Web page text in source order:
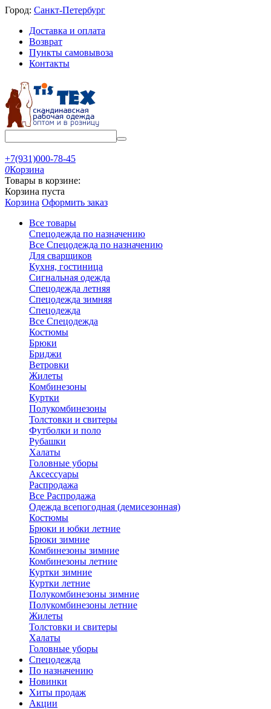
Город: Санкт-Петербург
Доставка и оплата
Возврат
Пункты самовывоза
Контакты
+7(931)000-78-45
0Корзина
Товары в корзине:
Корзина пуста
Корзина Оформить заказ
Все товары
Спецодежда по назначению
Все Спецодежда по назначению
Для сварщиков
Кухня, гостиница
Сигнальная одежда
Спецодежда летняя
Спецодежда зимняя
Спецодежда
Все Спецодежда
Костюмы
Брюки
Бриджи
Ветровки
Жилеты
Комбинезоны
Куртки
Полукомбинезоны
Толстовки и свитеры
Футболки и поло
Рубашки
Халаты
Головные уборы
Аксессуары
Распродажа
Все Распродажа
Одежда всепогодная (демисезонная)
Костюмы
Брюки и юбки летние
Брюки зимние
Комбинезоны зимние
Комбинезоны летние
Куртки зимние
Куртки летние
Полукомбинезоны зимние
Полукомбинезоны летние
Жилеты
Толстовки и свитеры
Халаты
Головные уборы
Спецодежда
По назначению
Новинки
Хиты продаж
Акции